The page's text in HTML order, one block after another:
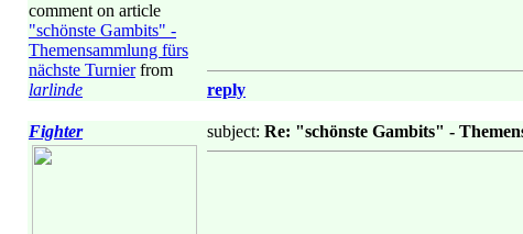
comment on article
"schönste Gambits" -
Themensammlung fürs
nächste Turnierfrom
larlinde
reply
Fighter subject: Re: "schönste Gambits" -